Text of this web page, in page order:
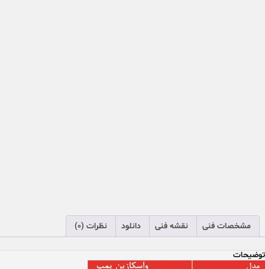
مشخصات فنی نقشه فنی دانلود نظرات (0)
توضیحات